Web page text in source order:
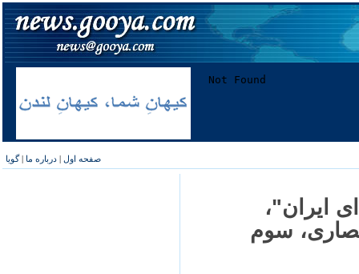
صفحه اول | درباره ما |گویا
ايران"،
سوم